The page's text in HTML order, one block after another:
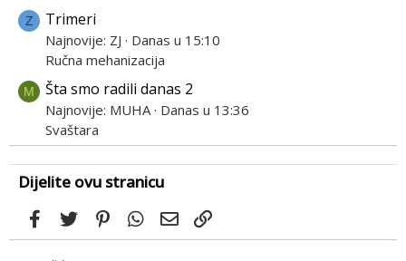
Z Trimeri
Najnovije: ZJ
Danas u 15:10
Ručna mehanizacija
M Šta smo radili danas 2
Najnovije: MUHA Danas u 13:36
Svaštara
Dijelite ovu stranicu
FacebookTwitterPinterestWhatsApp
Email